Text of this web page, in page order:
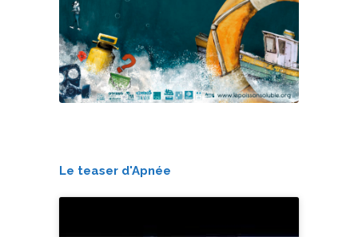
Le teaser d'Apnée